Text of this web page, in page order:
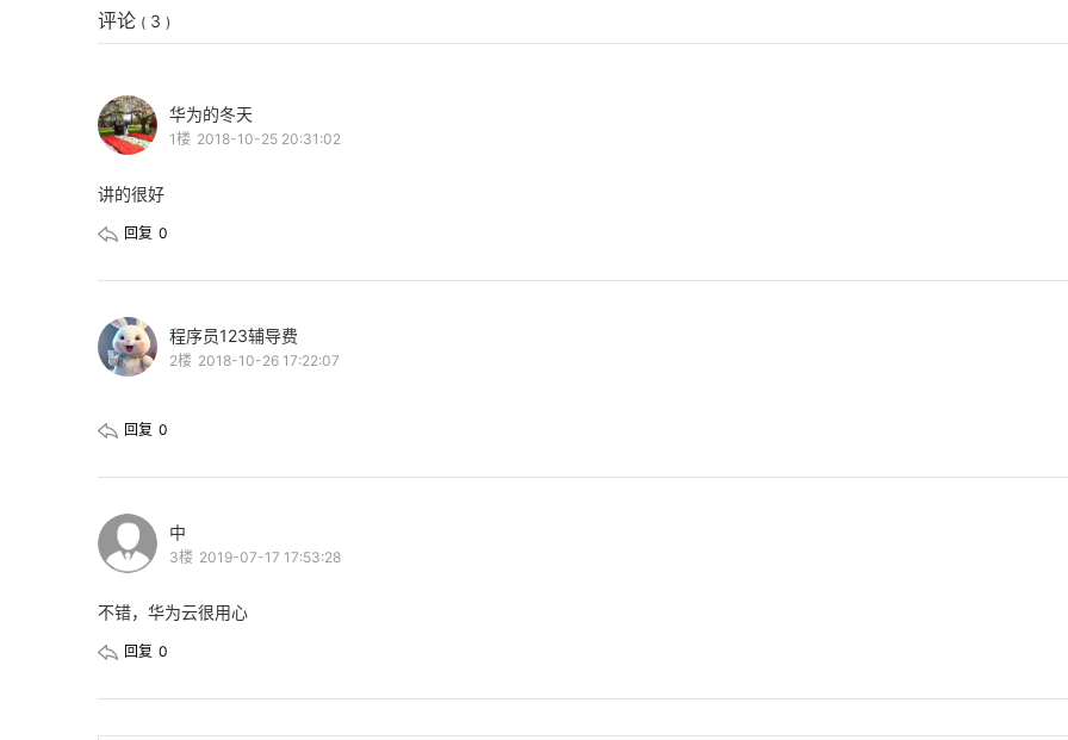
评论 ( 3 )
华为的冬天
1楼 2018-10-25 20:31:02
讲的很好
回复 0
程序员123辅导费
2楼 2018-10-26 17:22:07
回复 0
中
3楼 2019-07-17 17:53:28
不错，华为云很用心
回复 0